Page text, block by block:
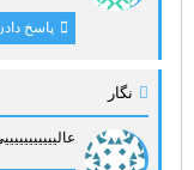
پاسخ
نگار